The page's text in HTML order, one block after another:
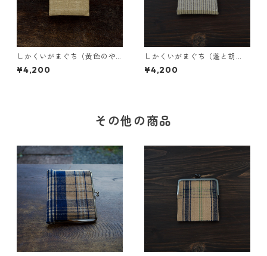
しかくいがまぐち（黄色のや
しゃぶし）
¥4,200
しかくいがまぐち（蓬と胡
桃）
¥4,200
その他の商品